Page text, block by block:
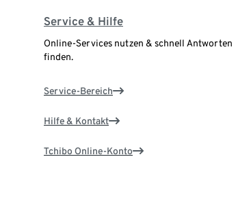
Service & Hilfe
Online-Services nutzen & schnell Antworten
finden.
Service-Bereich
Hilfe & Kontakt
Tchibo Online-Konto